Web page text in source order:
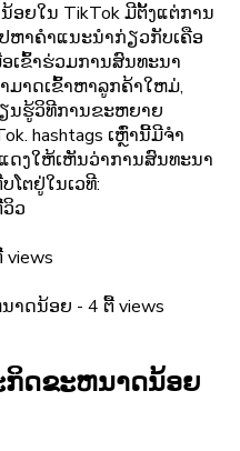
ຍໃນ TikTok ມີຕັ້ງແຕ່ການ
ຫາຄໍາແນະນໍາກ່ຽວກັບເຄືອ
ເຂົ້າຮ່ວມການສົນທະນາ
ມາດເຂົ້າຫາລູກຄ້າໃຫມ່,
ນຮູ້ວິທີການຂະຫຍາຍ
hashtags ເຫຼົ່ານີ້ມີຈໍາ
ດງໃຫ້ເຫັນວ່າການສົນທະນາ
ໂຕຢູ່ໃນເວທີ:
ວ
views
ດນ້ອຍ - 4 ຕື້ views
ກິດຂະຫນາດນ້ອຍ